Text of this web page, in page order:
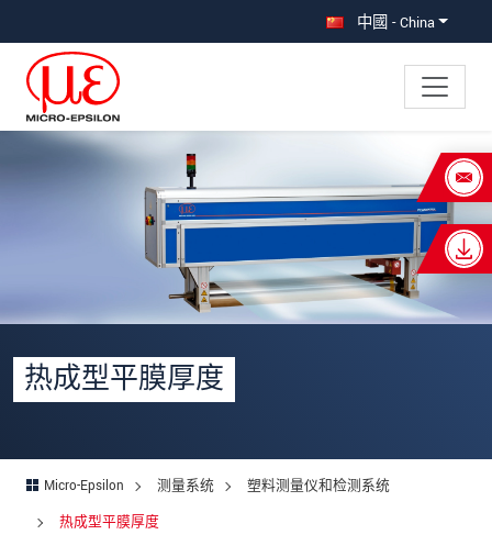
中國 - China
热成型平膜厚度
Micro-Epsilon 测量系统
塑料测量仪和检测系统
热成型平膜厚度
×
Your request for: 热成型平膜厚度
名*
姓*
街道
邮政编码